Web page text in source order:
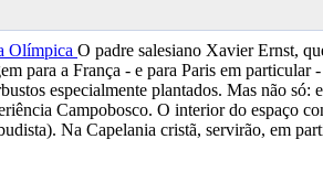
O padre salesiano Xavier Ernst,
para a França - e para Paris em
especialmente plantados. Mas não
Campobosco. O interior do espaço
Na Capelania cristã, servirão, em